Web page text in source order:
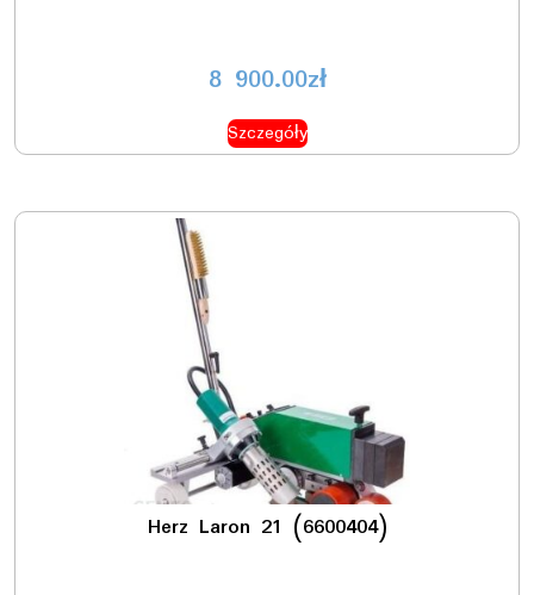
8 900.00zł
Szczegóły
Herz Laron 21 (6600404)